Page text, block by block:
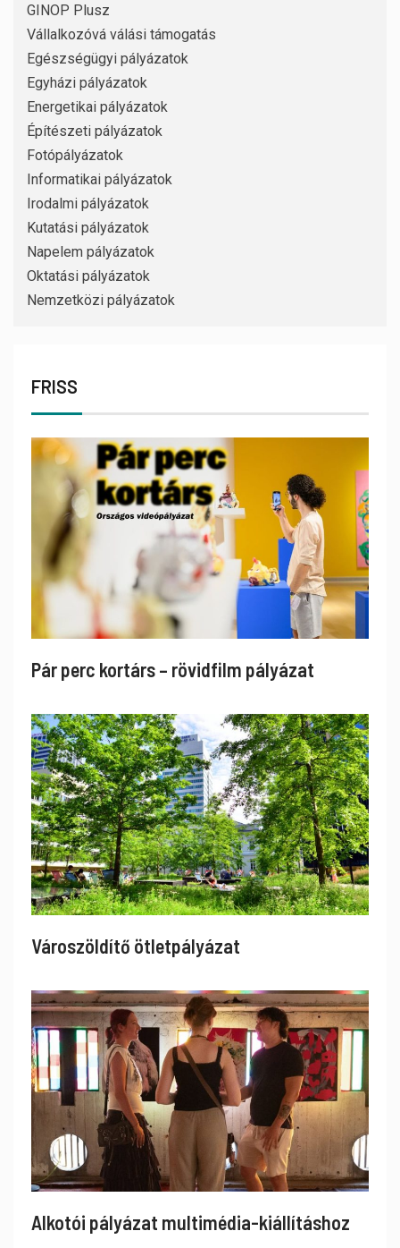
GINOP Plusz
Vállalkozóvá válási támogatás
Egészségügyi pályázatok
Egyházi pályázatok
Energetikai pályázatok
Építészeti pályázatok
Fotópályázatok
Informatikai pályázatok
Irodalmi pályázatok
Kutatási pályázatok
Napelem pályázatok
Oktatási pályázatok
Nemzetközi pályázatok
FRISS
Pár perc kortárs – rövidfilm pályázat
Városzöldítő ötletpályázat
Alkotói pályázat multimédia-kiállításhoz